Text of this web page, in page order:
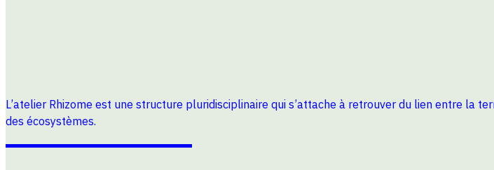
L’atelier Rhizome est une structure pluridisciplinaire qui s’attache à retrouver du lien entre la
des écosystèmes.